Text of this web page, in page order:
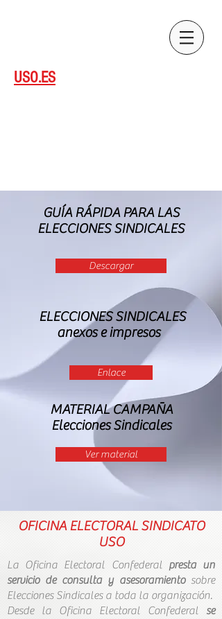
USO.ES
GUÍA RÁPIDA PARA LAS
ELECCIONES SINDICALES
Descargar
ELECCIONES SINDICALES
anexos e impresos
Enlace
MATERIAL CAMPAÑA
Elecciones Sindicales
Ver material
OFICINA ELECTORAL​ SINDICATO
USO
La Oficina Electoral Confederal presta un
servicio de consulta y asesoramiento sobre
Elecciones Sindicales a toda la organización.
Desde la Oficina Electoral Confederal se